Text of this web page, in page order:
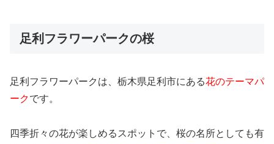
足利フラワーパークの桜
足利フラワーパークは、栃木県足利市にある花のテーマパ
ークです。
四季折々の花が楽しめるスポットで、桜の名所としても有